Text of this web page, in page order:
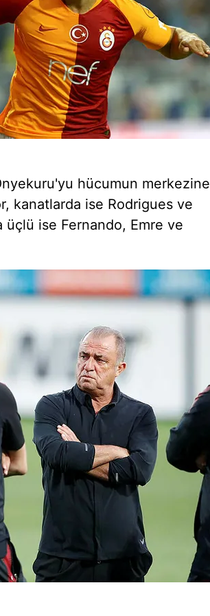
ilgili bilgi almak için lütfen
hücumun merkezine
kanatlarda ise Rodrigues ve
ise Fernando, Emre ve